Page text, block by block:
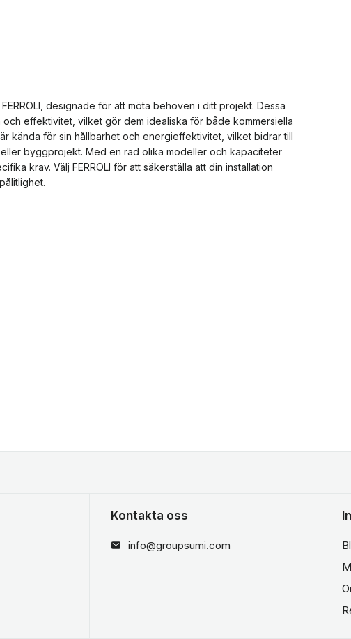
designade för att möta behoven i ditt projekt. Dessa
effektivitet, vilket gör dem idealiska för både kommersiella
kända för sin hållbarhet och energieffektivitet, vilket bidrar till
byggprojekt. Med en rad olika modeller och kapaciteter
krav. Välj FERROLI för att säkerställa att din installation
Kontakta oss
info@groupsumi.com